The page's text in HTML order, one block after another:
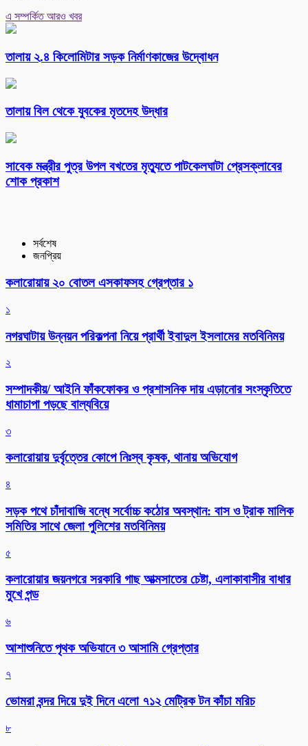
এ সম্পর্কিত আরও খবর
তালায় ২.৪ কিলোমিটার সড়ক নির্মাণকাজের উদ্বোধন
তালায় বিল থেকে যুবকের মৃতদেহ উদ্ধার
সাবেক মন্ত্রীর পুত্র উপল বখতের মৃত্যুতে পাটকেলঘাটা প্রেসক্লাবের
শোক প্রকাশ
সর্বশেষ
জনপ্রিয়
কলারোয়ায় ২০ বোতল এসকাফসহ গ্রেপ্তার ১
১
নগরঘাটায় উন্নয়ন পরিকল্পনা নিয়ে প্রার্থী ইবাদুল ইসলামের মতবিনিময়
২
সম্পাদকীয়/ আইনি ফাঁকফোকর ও প্রশাসনিক দায় এড়ানোর সংস্কৃতিতে
ধামাচাপা পড়ছে বাল্যবিয়ে
৩
কলারোয়ায় দুর্বৃত্তের কোপে নিঃস্ব কৃষক, থানায় অভিযোগ
৪
সড়ক পথে চাঁদাবাজি বন্ধে সর্বোচ্চ কঠোর অবস্থান: বাস ও ট্রাক মালিক
সমিতির সাথে জেলা পুলিশের মতবিনিময়
৫
কলারোয়ার জয়নগরে সরকারি গাছ আত্মসাতের চেষ্টা, এলাকাবাসীর বাধার
মুখে পন্ড
৬
আশাশুনিতে পৃথক অভিযানে ৩ আসামি গ্রেপ্তার
৭
ভোমরা বন্দর দিয়ে দুই দিনে এলো ৭১২ মেট্রিক টন কাঁচা মরিচ
৮